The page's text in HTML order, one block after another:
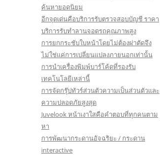
ค้นหายอดนิยม
อีกจุดเด่นคือบริการรับตรวจสอบบัญชี ราคา
บริการรับทำลานจอดรถคุณภาพสูง
การยกกระชับใบหน้าโดยไม่ต้องผ่าตัดจึง
ไม่ใช่แค่การเปลี่ยนแปลงภายนอกเท่านั้น
การนำเครื่องพิมพ์บาร์โค้ดที่รองรับ
เทคโนโลยีเหล่านี้
การจัดกรุ๊ปทัวร์ส่วนตัวความเป็นส่วนตัวและ
ความปลอดภัยสูงสุด
Juvelook หน้าเงาใสคือคำตอบที่ทุกคนตาม
หา
การพัฒนากระดานอัจฉริยะ / กระดาน
interactive